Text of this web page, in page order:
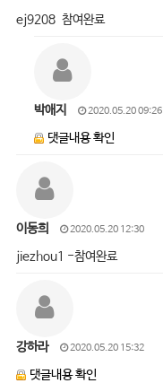
ej9208 참여완료
박애지 2020.05.20 09:26
댓글내용 확인
이동희 2020.05.20 12:30
jiezhou1 -참여완료
강하라 2020.05.20 15:32
댓글내용 확인